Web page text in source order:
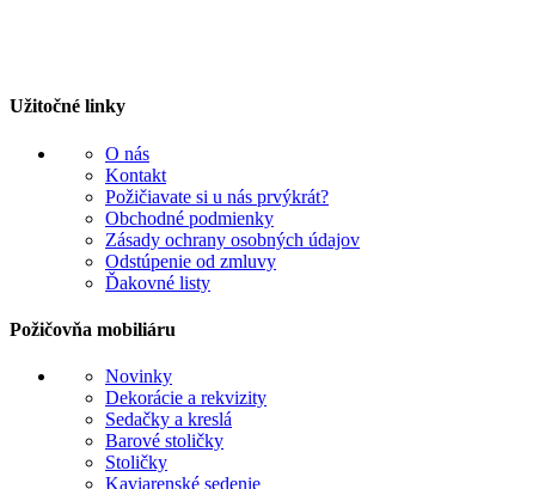
Užitočné linky
O nás
Kontakt
Požičiavate si u nás prvýkrát?
Obchodné podmienky
Zásady ochrany osobných údajov
Odstúpenie od zmluvy
Ďakovné listy
Požičovňa mobiliáru
Novinky
Dekorácie a rekvizity
Sedačky a kreslá
Barové stoličky
Stoličky
Kaviarenské sedenie